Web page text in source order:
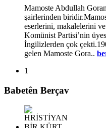
Mamoste Abdullah
şairlerinden
eserlerini, makalelerini
Komünist Partisi’nin
İngilizlerden çok
gelen Mamoste Gora..
1
Babetên Berçav